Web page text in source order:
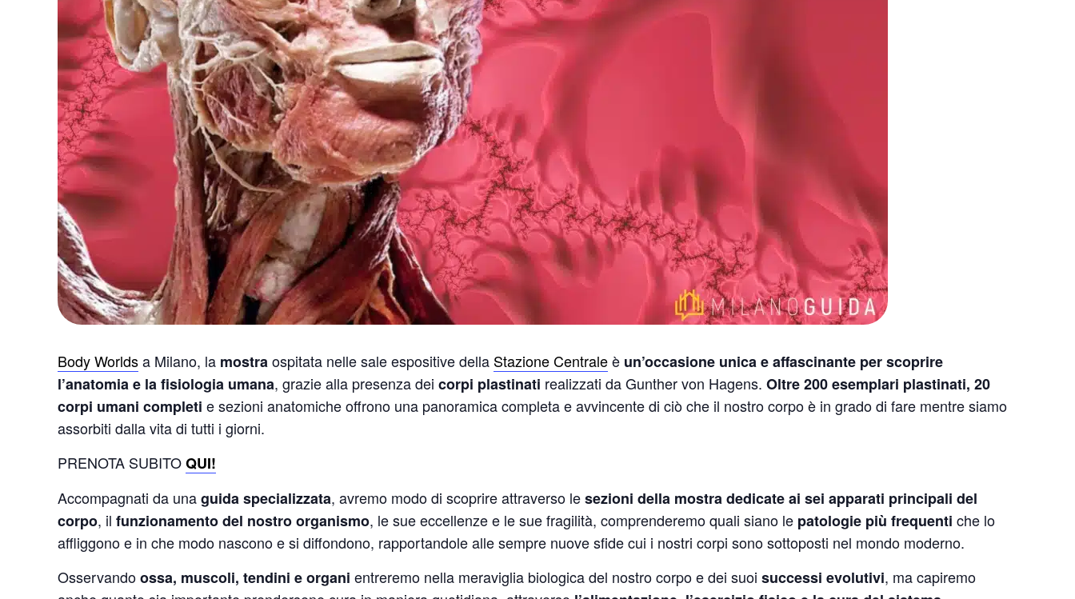
Body Worldsa Milano, la mostraospitata nelle sale espositive della Stazione Centraleè un’occasione unica e affascinante per scoprire
l’anatomia e la fisiologia umana, grazie alla presenza dei corpi plastinati realizzati da Gunther von Hagens. Oltre 200 esemplari plastinati, 20
corpi umani completi e sezioni anatomiche offrono una panoramica completa e avvincente di ciò che il nostro corpo è in grado di fare mentre siamo
assorbiti dalla vita di tutti i giorni.
PRENOTA SUBITOQUI!
Accompagnati da unaguida specializzata, avremo modo di scoprire attraverso lesezioni della mostra dedicate ai sei apparati principali del
corpo, il funzionamento del nostro organismo, le sue eccellenze e le sue fragilità, comprenderemo quali siano le patologie più frequenti che lo
affliggono e in che modo nascono e si diffondono, rapportandole alle sempre nuove sfide cui i nostri corpi sono sottoposti nel mondo moderno.
Osservandoossa, muscoli, tendini e organi entreremo nella meraviglia biologica del nostro corpo e dei suoi successi evolutivi, ma capiremo